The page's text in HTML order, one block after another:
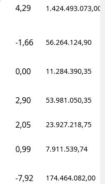
4,29 1.424.493.073,00
-1,66 56.264.124,90
0,00 11.284.390,35
2,90 53.981.050,35
2,05 23.927.218,75
0,99 7.911.539,74
-7,92 174.464.082,00